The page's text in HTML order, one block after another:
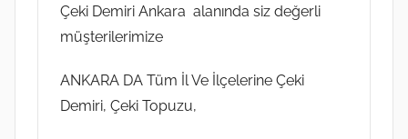
Çeki Demiri Ankara alanında siz değerli
müşterilerimize
ANKARA DA Tüm İl Ve İlçelerine Çeki
Demiri, Çeki Topuzu,